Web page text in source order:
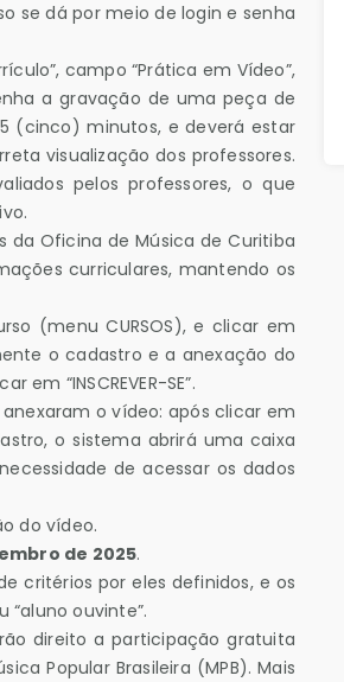
se dá por meio de login e senha
campo “Prática em Vídeo”,
a gravação de uma peça de
(cinco) minutos, e deverá estar
visualização dos professores.
pelos professores, o que
da Oficina de Música de Curitiba
curriculares, mantendo os
(menu CURSOS), e clicar em
o cadastro e a anexação do
em “INSCREVER-SE”.
o vídeo: após clicar em
o sistema abrirá uma caixa
de acessar os dados
do vídeo.
de 2025.
critérios por eles definidos, e os
“aluno ouvinte”.
direito a participação gratuita
Popular Brasileira (MPB). Mais